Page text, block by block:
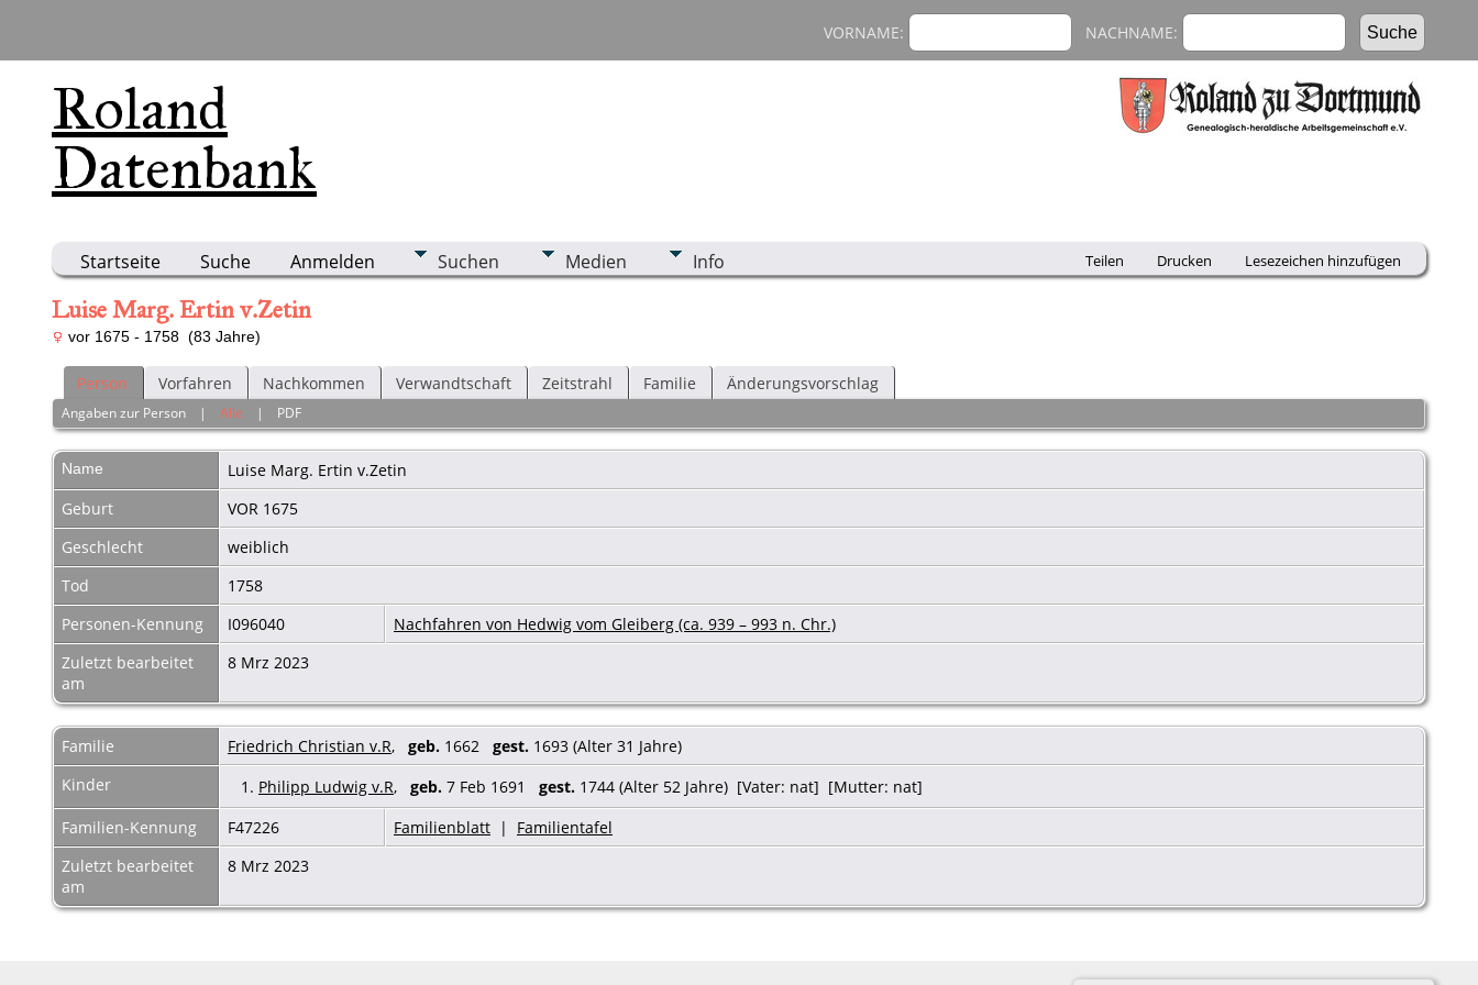
Roland
Datenbank
VORNAME: NACHNAME:
Startseite Suche Anmelden Suchen Medien Info Teilen Drucken Lesezeichen hinzufügen
Luise Marg. Ertin v.Zetin
vor 1675 - 1758 (83 Jahre)
Person Vorfahren Nachkommen Verwandtschaft Zeitstrahl Familie Änderungsvorschlag
Angaben zur Person |Alle | PDF
Name Luise Marg. Ertin v.Zetin
Geburt
VOR 1675
Geschlecht
weiblich
Tod
1758
Personen-Kennung
I096040
Nachfahren von Hedwig vom Gleiberg (ca. 939 – 993 n. Chr.)
Zuletzt bearbeitet
am
8 Mrz 2023
Familie Friedrich Christian v.R, geb. 1662 gest. 1693 (Alter 31 Jahre)
Kinder
1. Philipp Ludwig v.R, geb. 7 Feb 1691 gest. 1744 (Alter 52 Jahre) [Vater: nat] [Mutter: nat]
Familien-Kennung
F47226 Familienblatt | Familientafel
Zuletzt bearbeitet
am
8 Mrz 2023